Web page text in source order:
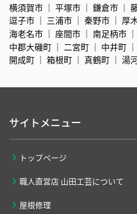
横須賀市 平塚市 鎌倉市
逗子市
三浦市 秦野市 厚
海老名市
座間市 南足柄市
中郡大磯町
二宮町 中井町
開成町
箱根町 真鶴町 湯
サイトメニュー
トップページ
職人直営店 山田工芸について
屋根修理